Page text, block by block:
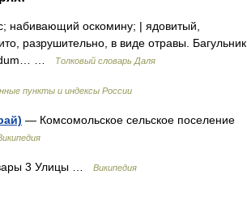
набивающий оскомину; | ядовитый,
разрушительно, в виде отравы. Багульник,
…
Толковый словарь Даля
пункты и индексы России
— Комсомольское сельское поселение
3 Улицы … Википедия